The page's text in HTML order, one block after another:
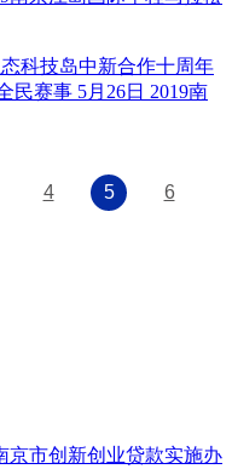
科技岛中新合作十周年
民赛事 5月26日 2019南
4 5
6
京市创新创业贷款实施办